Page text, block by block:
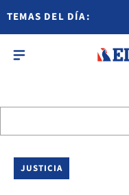
TEMAS DEL DÍA:
JUSTICIA